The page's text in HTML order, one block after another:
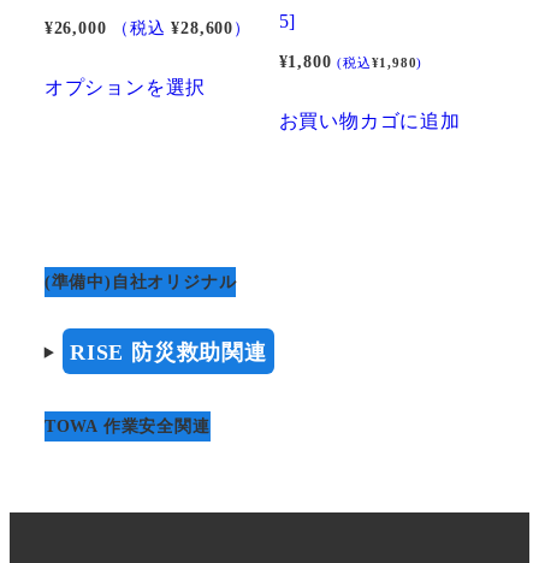
¥26,000 （税込¥28,600 ）
オプションを選択
複
数
の
バ
エ
5]
¥1,800 (税込¥1,980)
お買い物カゴに追加
(準備中)自社オリジナル
RISE 防災救助関連
TOWA 作業安全関連